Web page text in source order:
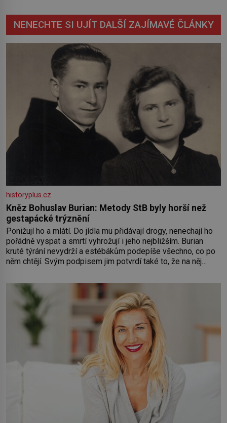
NENECHTE SI UJÍT DALŠÍ ZAJÍMAVÉ ČLÁNKY
historyplus.cz
Kněz Bohuslav Burian: Metody StB byly horší než
gestapácké trýznění
Ponižují ho a mlátí. Do jídla mu přidávají drogy, nenechají ho
pořádně vyspat a smrtí vyhrožují i jeho nejbližším. Burian
kruté týrání nevydrží a estébákům podepíše všechno, co po
něm chtějí. Svým podpisem jim potvrdí také to, že na něj
Syn brněnského řezníka chce být knězem a